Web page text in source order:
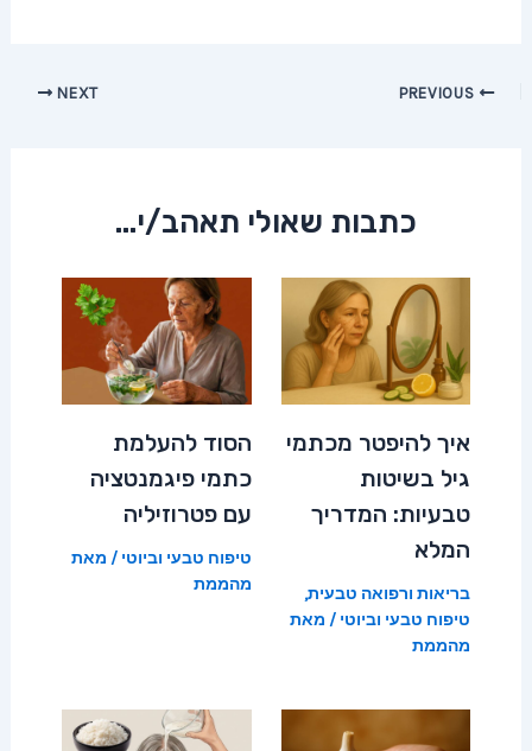
Post
NEXT
כתבות שאולי תאהב/י...
איך להיפטר מכתמי
גיל בשיטות
טבעיות: המדריך
המלא
בריאות ורפואה טבעית,
טיפוח טבעי וביוטי / מאת
מהממת
הסוד להעלמת
כתמי פיגמנטציה
עם פטרוזיליה
טיפוח טבעי וביוטי / מאת
מהממת